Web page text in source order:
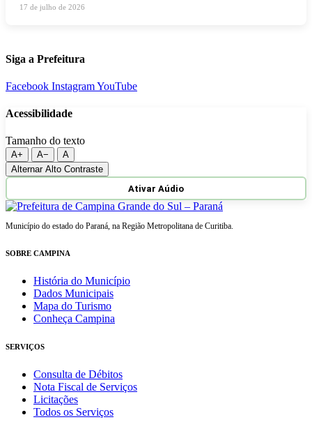
17 de julho de 2026
Siga a Prefeitura
Facebook InstagramYouTube
Acessibilidade
Tamanho do texto
A+ A−
A
Alternar Alto Contraste
Ativar Aúdio
Município do estado do Paraná, na Região Metropolitana de Curitiba.
SOBRE CAMPINA
História do Município
Dados Municipais
Mapa do Turismo
Conheça Campina
SERVIÇOS
Consulta de Débitos
Nota Fiscal de Serviços
Licitações
Todos os Serviços